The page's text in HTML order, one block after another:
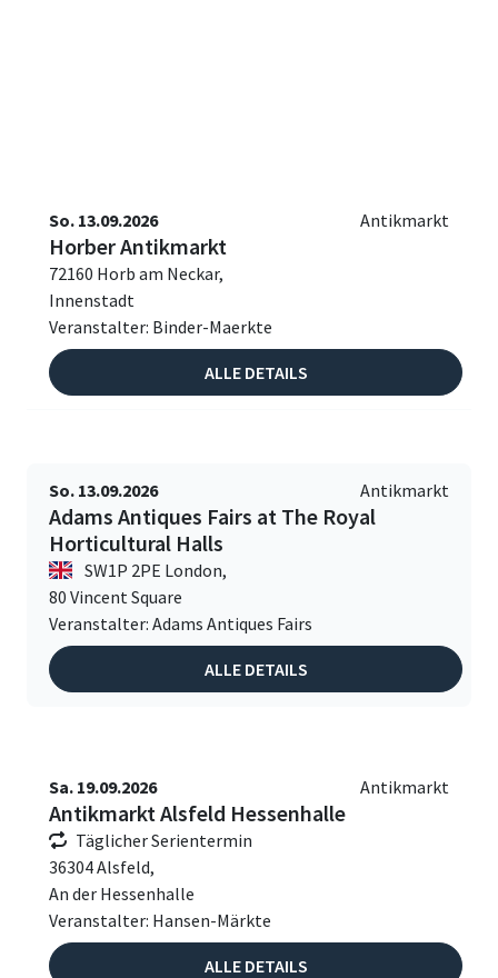
So. 13.09.2026 Antikmarkt
Horber Antikmarkt
72160 Horb am Neckar,
Innenstadt
Veranstalter: Binder-Maerkte
ALLE DETAILS
So. 13.09.2026 Antikmarkt
Adams Antiques Fairs at The Royal
Horticultural Halls
SW1P 2PE London,
80 Vincent Square
Veranstalter: Adams Antiques Fairs
ALLE DETAILS
Sa. 19.09.2026 Antikmarkt
Antikmarkt Alsfeld Hessenhalle
Täglicher Serientermin
36304 Alsfeld,
An der Hessenhalle
Veranstalter: Hansen-Märkte
ALLE DETAILS